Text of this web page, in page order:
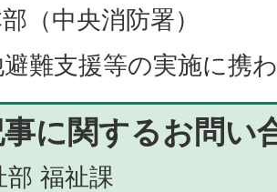
（中央消防署）
難支援等の実施に携
に関するお問い
部 福祉課